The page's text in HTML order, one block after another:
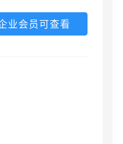
业会员可查看